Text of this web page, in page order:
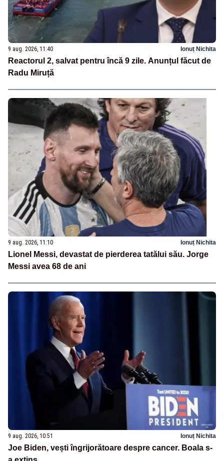
9 aug. 2026, 11:40 Ionuț Nichita
Reactorul 2, salvat pentru încă 9 zile. Anunțul făcut de
Radu Miruță
9 aug. 2026, 11:10 Ionuț Nichita
Lionel Messi, devastat de pierderea tatălui său. Jorge
Messi avea 68 de ani
9 aug. 2026, 10:51 Ionuț Nichita
Joe Biden, vești îngrijorătoare despre cancer. Boala s-